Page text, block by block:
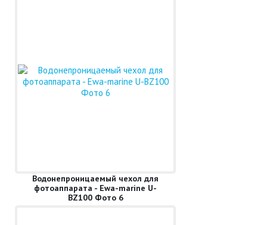
Водонепроницаемый чехол для
фотоаппарата - Ewa-marine U-
BZ100 Фото 6